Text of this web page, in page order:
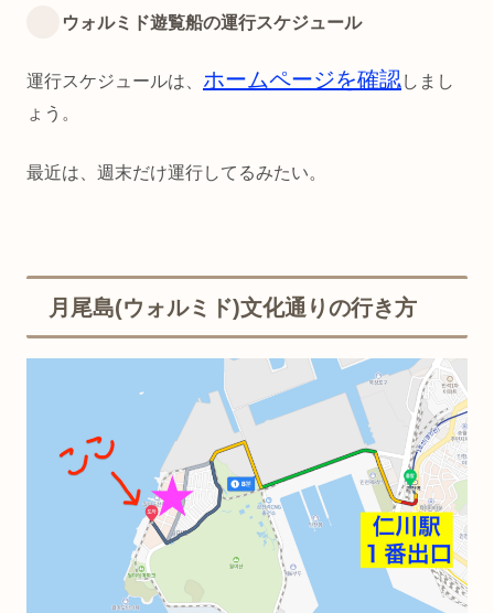
ウォルミド遊覧船の運行スケジュール
運行スケジュールは、 ホームページを確認しまし
ょう。
最近は、週末だけ運行してるみたい。
月尾島(ウォルミド)文化通りの行き方